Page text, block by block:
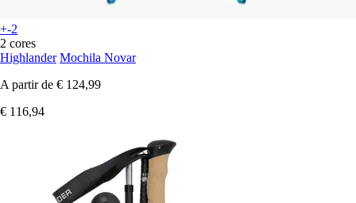
+-2
2 cores
Highlander Mochila Novar
A partir de € 124,99
€ 116,94